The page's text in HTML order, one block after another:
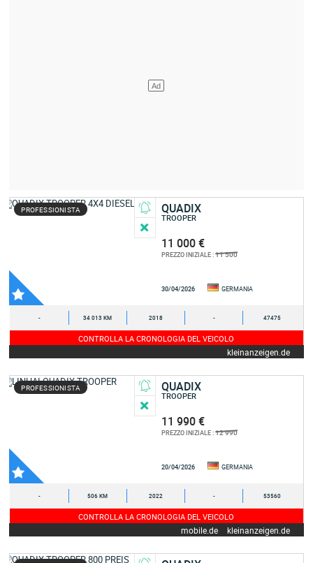
PROFESSIONISTA QUADIX
TROOPER
11 000 €
PREZZO INIZIALE :11 500
30/04/2026 GERMANIA
- 34 013 KM 2018 - 47475
CONTROLLA LA CRONOLOGIA DEL VEICOLO
kleinanzeigen.de
PROFESSIONISTA QUADIX
TROOPER
11 990 €
PREZZO INIZIALE :12 990
20/04/2026 GERMANIA
- 506 KM 2022 - 53560
CONTROLLA LA CRONOLOGIA DEL VEICOLO
mobile.de kleinanzeigen.de